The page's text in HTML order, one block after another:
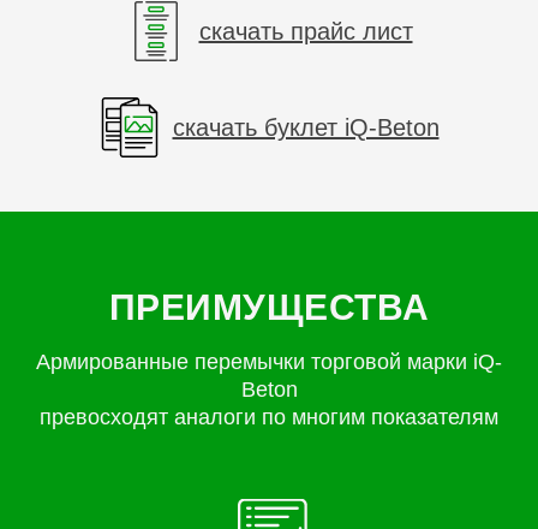
скачать прайс лист
скачать буклет iQ-Beton
ПРЕИМУЩЕСТВА
Армированные перемычки торговой марки iQ-
Beton
превосходят аналоги по многим показателям